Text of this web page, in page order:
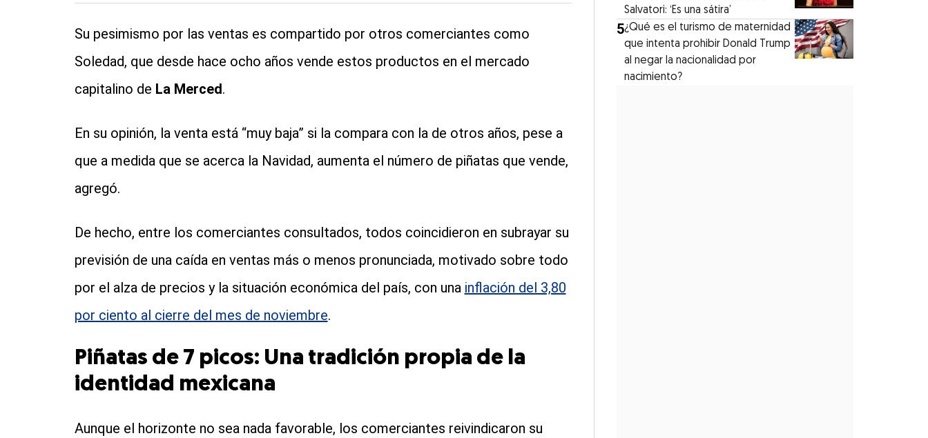
Su pesimismo por las ventas es compartido por otros comerciantes como
Soledad, que desde hace ocho años vende estos productos en el mercado
capitalino de La Merced.
En su opinión, la venta está “muy baja” si la compara con la de otros años, pese a
que a medida que se acerca la Navidad, aumenta el número de piñatas que vende,
agregó.
De hecho, entre los comerciantes consultados, todos coincidieron en subrayar su
previsión de una caída en ventas más o menos pronunciada, motivado sobre todo
por el alza de precios y la situación económica del país, con una inflación del 3,80
por ciento al cierre del mes de noviembre.
Piñatas de 7 picos: Una tradición propia de la
identidad mexicana
Aunque el horizonte no sea nada favorable, los comerciantes reivindicaron su
Salvatori: ‘Es una sátira’
5¿Qué es el turismo de maternidad
que intenta prohibir Donald Trump
al negar la nacionalidad por
nacimiento?